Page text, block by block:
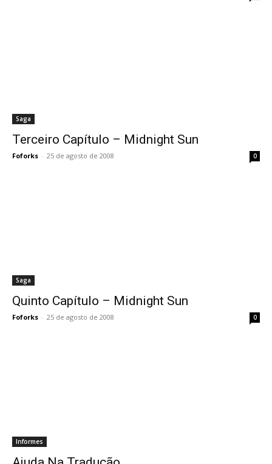
Saga
Terceiro Capítulo – Midnight Sun
Foforks - 25 de agosto de 2008 0
Saga
Quinto Capítulo – Midnight Sun
Foforks - 25 de agosto de 2008 0
Informes